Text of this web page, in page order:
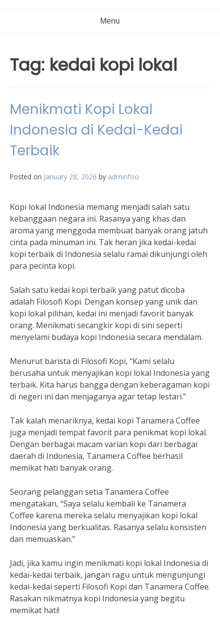
Menu
Tag: kedai kopi lokal
Menikmati Kopi Lokal
Indonesia di Kedai-Kedai
Terbaik
Posted on January 28, 2026 by adminfoo
Kopi lokal Indonesia memang menjadi salah satu
kebanggaan negara ini. Rasanya yang khas dan
aroma yang menggoda membuat banyak orang jatuh
cinta pada minuman ini. Tak heran jika kedai-kedai
kopi terbaik di Indonesia selalu ramai dikunjungi oleh
para pecinta kopi.
Salah satu kedai kopi terbaik yang patut dicoba
adalah Filosofi Kopi. Dengan konsep yang unik dan
kopi lokal pilihan, kedai ini menjadi favorit banyak
orang. Menikmati secangkir kopi di sini seperti
menyelami budaya kopi Indonesia secara mendalam.
Menurut barista di Filosofi Kopi, “Kami selalu
berusaha untuk menyajikan kopi lokal Indonesia yang
terbaik. Kita harus bangga dengan keberagaman kopi
di negeri ini dan menjaganya agar tetap lestari.”
Tak kalah menariknya, kedai kopi Tanamera Coffee
juga menjadi tempat favorit para penikmat kopi lokal.
Dengan berbagai macam varian kopi dari berbagai
daerah di Indonesia, Tanamera Coffee berhasil
memikat hati banyak orang.
Seorang pelanggan setia Tanamera Coffee
mengatakan, “Saya selalu kembali ke Tanamera
Coffee karena mereka selalu menyajikan kopi lokal
Indonesia yang berkualitas. Rasanya selalu konsisten
dan memuaskan.”
Jadi, jika kamu ingin menikmati kopi lokal Indonesia di
kedai-kedai terbaik, jangan ragu untuk mengunjungi
kedai-kedai seperti Filosofi Kopi dan Tanamera Coffee.
Rasakan nikmatnya kopi Indonesia yang begitu
memikat hati!